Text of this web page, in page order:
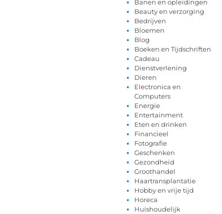
Banen en opleidingen
Beauty en verzorging
Bedrijven
Bloemen
Blog
Boeken en Tijdschriften
Cadeau
Dienstverlening
Dieren
Electronica en
Computers
Energie
Entertainment
Eten en drinken
Financieel
Fotografie
Geschenken
Gezondheid
Groothandel
Haartransplantatie
Hobby en vrije tijd
Horeca
Huishoudelijk